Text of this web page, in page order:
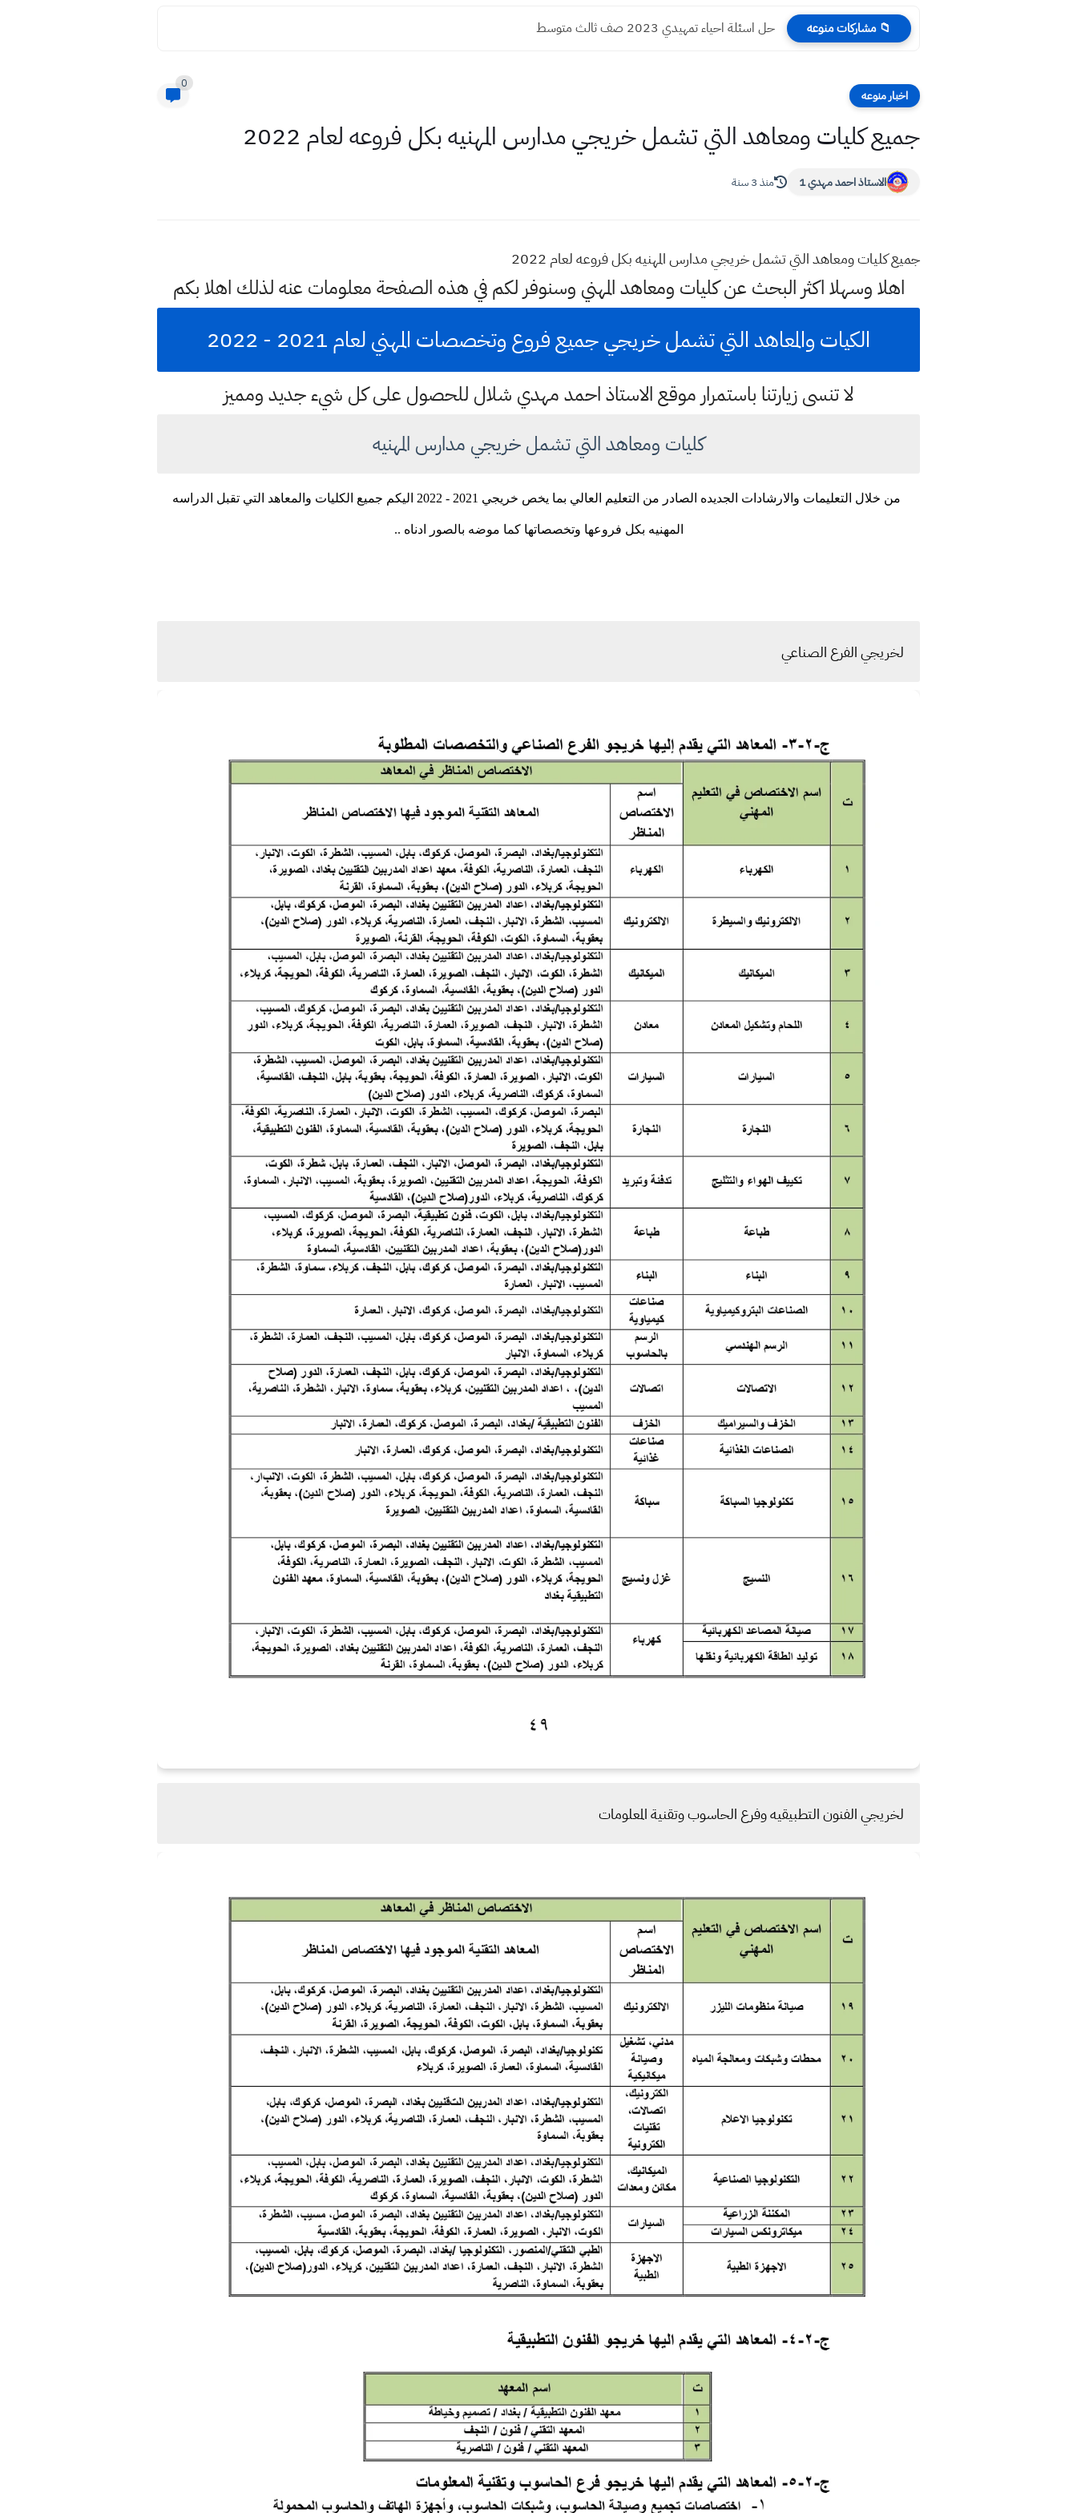
📁 مشاركات منوعه حل اسئلة احياء تمهيدي 2023 صف ثالث متوسط
اخبار منوعه
0
جميع كليات ومعاهد التي تشمل خريجي مدارس المهنيه بكل فروعه لعام 2022
الاستاذ احمد مهدي 1 منذ 3 سنة
جميع كليات ومعاهد التي تشمل خريجي مدارس المهنيه بكل فروعه لعام 2022
اهلا وسهلا اكثر البحث عن كليات ومعاهد المهني وسنوفر لكم في هذه الصفحة معلومات عنه لذلك اهلا بكم
الكيات والمعاهد التي تشمل خريجي جميع فروع وتخصصات المهني لعام 2021 - 2022
لا تنسى زيارتنا باستمرار موقع الاستاذ احمد مهدي شلال للحصول على كل شيء جديد ومميز
كليات ومعاهد التي تشمل خريجي مدارس المهنيه
من خلال التعليمات والارشادات الجديده الصادر من التعليم العالي بما يخص خريجي 2021 - 2022 اليكم جميع الكليات والمعاهد التي تقبل الدراسه
المهنيه بكل فروعها وتخصصاتها كما موضه بالصور ادناه ..
لخريجي الفرع الصناعي
لخريجي الفنون التطبيقيه وفرع الحاسوب وتقنية المعلومات